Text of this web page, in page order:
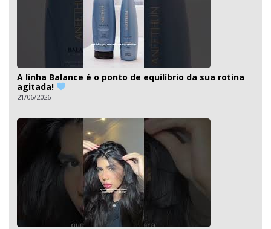
A linha Balance é o ponto de equilíbrio da sua rotina
agitada!
21/06/2026